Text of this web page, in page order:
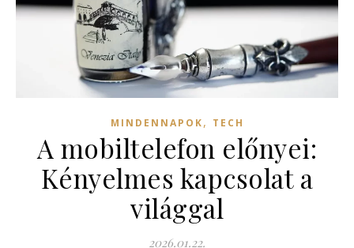
MINDENNAPOK, TECH
A mobiltelefon előnyei:
Kényelmes kapcsolat a
világgal
2026.01.22.